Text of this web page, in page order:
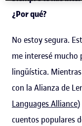
¿Por qué?
No estoy segura.
me interesé mucho
lingüística.
con la Alianza de
Languages Alliance)
cuentos populares